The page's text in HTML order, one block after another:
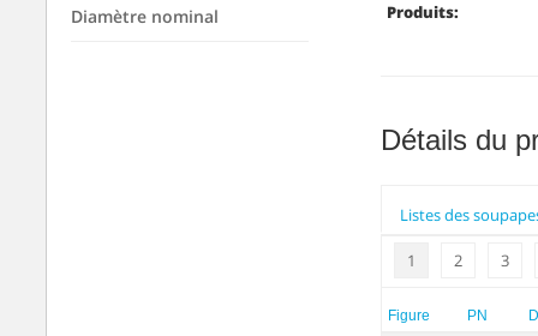
Produits:
Détails du
Listes des
1 2 3
Figure PN
Diamètre nominal